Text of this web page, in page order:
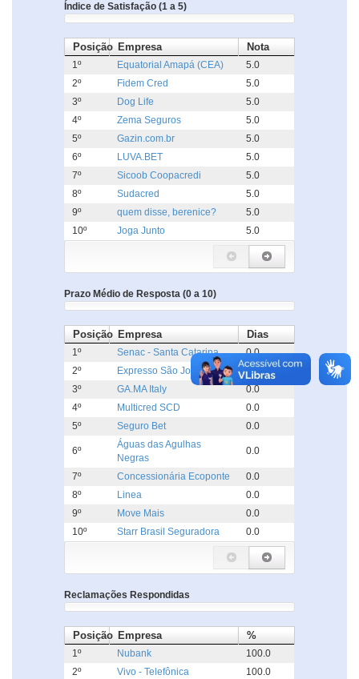
Índice de Satisfação (1 a 5)
Posição Empresa Nota
1º Equatorial Amapá (CEA)
5.0
2º
Fidem Cred
5.0
3º
Dog Life
5.0
4º
Zema Seguros
5.0
5º
Gazin.com.br
5.0
6º
LUVA.BET
5.0
7º
Sicoob Coopacredi
5.0
8º
Sudacred
5.0
9º
quem disse, berenice?
5.0
10º
Joga Junto 5.0
Prazo Médio de Resposta (0 a 10)
Posição Empresa Dias
1º Senac - Santa Catarina
0.0
2º
Expresso São José
0.0
3º
GA.MA Italy
0.0
4º
Multicred SCD
0.0
5º
Seguro Bet 0.0
6º
Águas das Agulhas
Negras
0.0
7º Concessionária Ecoponte
0.0
8º
Linea
0.0
9º
Move Mais
0.0
10º
Starr Brasil Seguradora 0.0
Reclamações Respondidas
Posição Empresa %
1º Nubank
100.0
2º
Vivo - Telefônica
100.0